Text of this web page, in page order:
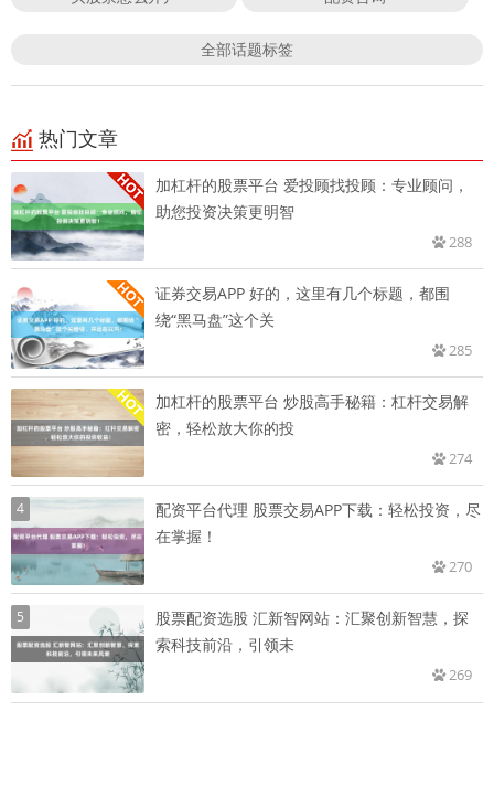
全部话题标签
热门文章
加杠杆的股票平台 爱投顾找投顾：专业顾问，
助您投资决策更明智
288
证券交易APP 好的，这里有几个标题，都围
绕“黑马盘”这个关
285
加杠杆的股票平台 炒股高手秘籍：杠杆交易解
密，轻松放大你的投
274
4
配资平台代理 股票交易APP下载：轻松投资，尽
在掌握！
270
5
股票配资选股 汇新智网站：汇聚创新智慧，探
索科技前沿，引领未
269